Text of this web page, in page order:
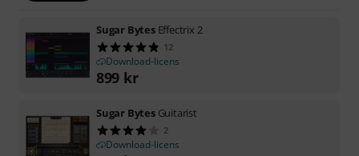
Sugar Bytes Effectrix 2
12
Download-licens
899 kr
Sugar Bytes Guitarist
2
Download-licens